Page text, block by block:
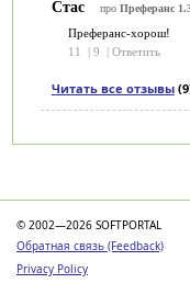
Стас про Преферанс
Преферанс-хорош!
11
9 Ответить
Читать все отзывы
© 2002—2026 SOFTPORTAL
Обратная связь (Feedback)
Privacy Policy